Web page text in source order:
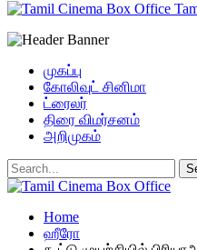
முகப்பு
கோலிவுட் சினிமா
ட்ரைலர்
திரை விமர்சனம்
அறிமுகம்
Home
ஹீரோ